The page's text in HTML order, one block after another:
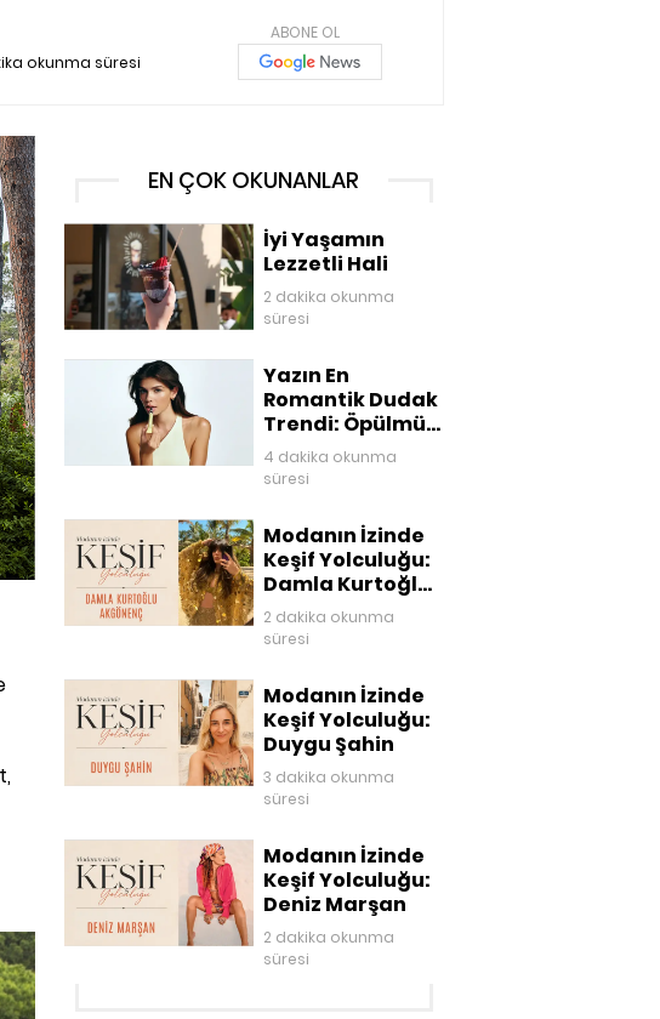
okunma süresi
ABONE OL
EN ÇOK OKUNANLAR
İyi Yaşamın
Lezzetli Hali
2 dakika okunma
süresi
Yazın En
Romantik Dudak
Trendi: Öpülmüş
Dudaklar
4 dakika okunma
süresi
Modanın İzinde
Keşif Yolculuğu:
Damla Kurtoğlu
Akgönenç
2 dakika okunma
süresi
Modanın İzinde
Keşif Yolculuğu:
Duygu Şahin
3 dakika okunma
süresi
Modanın İzinde
Keşif Yolculuğu:
Deniz Marşan
2 dakika okunma
süresi